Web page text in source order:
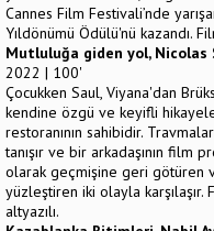
Cannes Film Festivali’nde
Yıldönümü Ödülü'nü kazandı.
Mutluluğa giden yol, Nicolas
2022 | 100'
Çocukken Saul, Viyana'dan
kendine özgü ve keyifli
restoranının sahibidir.
tanışır ve bir arkadaşının
olarak geçmişine geri götüren
yüzleştiren iki olayla karşılaşır.
altyazılı.